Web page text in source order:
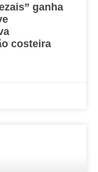
ganha
costeira